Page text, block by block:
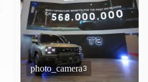
photo_camera3